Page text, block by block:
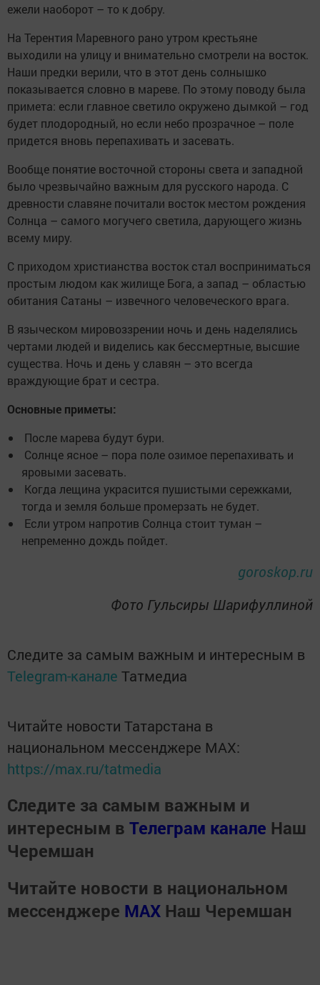
ежели наоборот – то к добру.
На Терентия Маревного рано утром крестьяне
выходили на улицу и внимательно смотрели на восток.
Наши предки верили, что в этот день солнышко
показывается словно в мареве. По этому поводу была
примета: если главное светило окружено дымкой – год
будет плодородный, но если небо прозрачное – поле
придется вновь перепахивать и засевать.
Вообще понятие восточной стороны света и западной
было чрезвычайно важным для русского народа. С
древности славяне почитали восток местом рождения
Солнца – самого могучего светила, дарующего жизнь
всему миру.
С приходом христианства восток стал восприниматься
простым людом как жилище Бога, а запад – областью
обитания Сатаны – извечного человеческого врага.
В языческом мировоззрении ночь и день наделялись
чертами людей и виделись как бессмертные, высшие
существа. Ночь и день у славян – это всегда
враждующие брат и сестра.
Основные приметы:
После марева будут бури.
Солнце ясное – пора поле озимое перепахивать и
яровыми засевать.
Когда лещина украсится пушистыми сережками,
тогда и земля больше промерзать не будет.
Если утром напротив Солнца стоит туман –
непременно дождь пойдет.
goroskop.ru
Фото Гульсиры Шарифуллиной
Следите за самым важным и интересным в
Telegram-канале Татмедиа
Читайте новости Татарстана в
национальном мессенджере MАХ:
https://max.ru/tatmedia
Следите за самым важным и
интересным в Телеграм канале Наш
Черемшан
Читайте новости в национальном
мессенджере MАХ Наш Черемшан